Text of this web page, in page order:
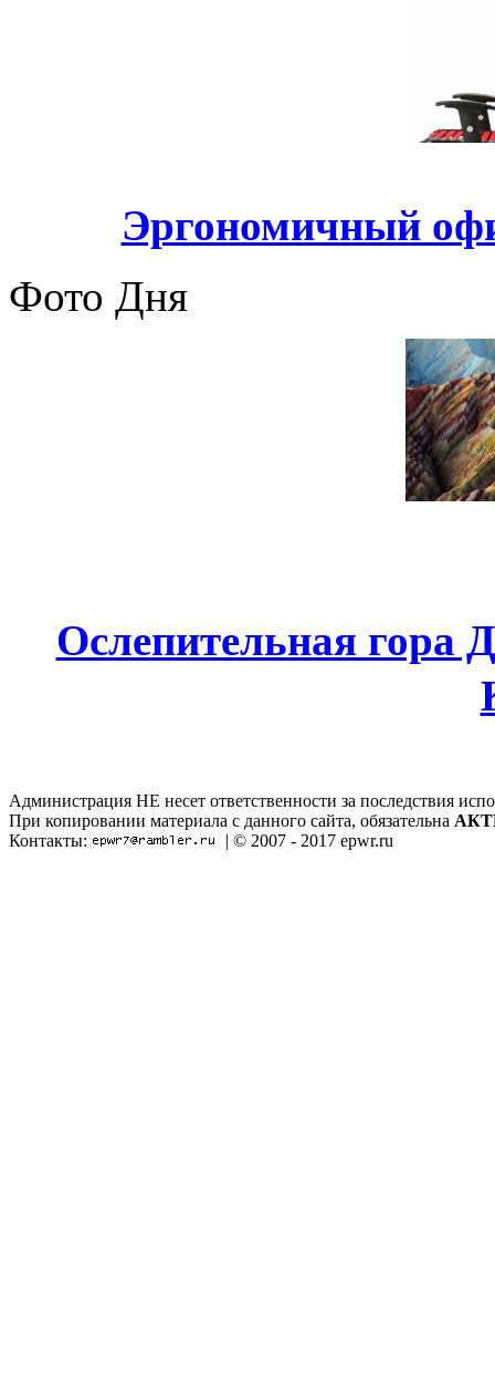
Эргономичный
Фото Дня
Ослепительная гора
Администрация НЕ несет ответственности за последствия
При копировании материала с данного сайта, обязательна
Контакты:
| © 2007 - 2017 epwr.ru